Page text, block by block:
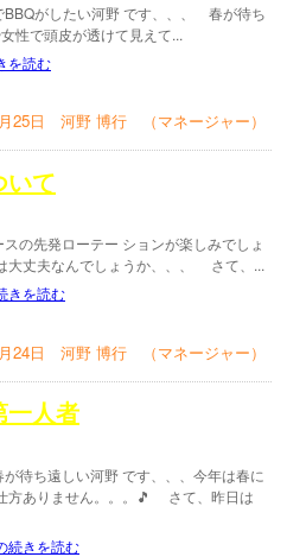
がしたい河野 です、、、 春が待ち
で頭皮が透けて見えて...
を読む
25日 河野 博行 （マネージャー）
いて
先発ローテー ションが楽しみでしょ
大丈夫なんでしょうか、、、 さて、...
きを読む
24日 河野 博行 （マネージャー）
一人者
ち遠しい河野 です、、、今年は春に
方ありません。。。🎵 さて、昨日は
続きを読む